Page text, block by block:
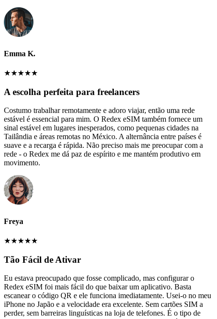
Emma K.
★★★★★
A escolha perfeita para freelancers
Costumo trabalhar remotamente e adoro viajar, então uma rede
estável é essencial para mim. O Redex eSIM também fornece um
sinal estável em lugares inesperados, como pequenas cidades na
Tailândia e áreas remotas no México. A alternância entre países é
suave e a recarga é rápida. Não preciso mais me preocupar com a
rede - o Redex me dá paz de espírito e me mantém produtivo em
movimento.
Freya
★★★★★
Tão Fácil de Ativar
Eu estava preocupado que fosse complicado, mas configurar o
Redex eSIM foi mais fácil do que baixar um aplicativo. Basta
escanear o código QR e ele funciona imediatamente. Usei-o no meu
iPhone no Japão e a velocidade era excelente. Sem cartões SIM a
perder, sem barreiras linguísticas na loja de telefones. É o tipo de